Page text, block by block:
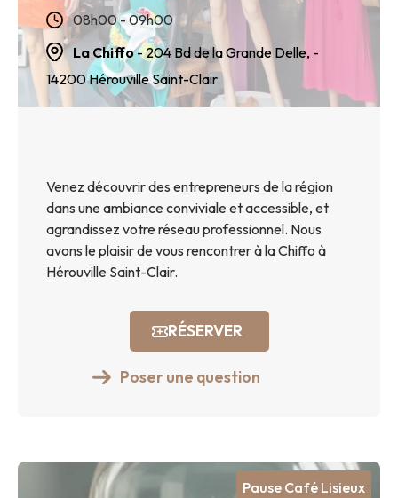
08h00 - 09h00
La Chiffo- 204 Bd de la Grande Delle, -
14200Hérouville Saint-Clair
Venez découvrir des entrepreneurs de la région
dans une ambiance conviviale et accessible, et
agrandissez votre réseau professionnel. Nous
avons le plaisir de vous rencontrer à la Chiffo à
Hérouville Saint-Clair.
RÉSERVER
Poser une question
Pause Café Lisieux